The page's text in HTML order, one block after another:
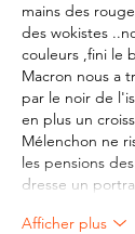
mains des
des wokistes
couleurs ,fini le
Macron nous a
par le noir de
en plus un
Mélenchon ne
les pensions
dresse un
Afficher plus